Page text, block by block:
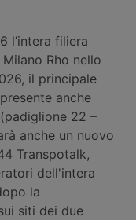
l’intera filiera
Rho nello
il principale
anche
22 –
anche un nuovo
Transpotalk,
dell'intera
la
siti dei due